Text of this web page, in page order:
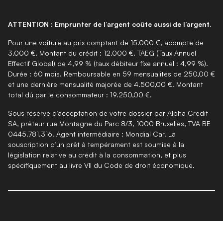
ATTENTION : Emprunter de l’argent coûte aussi de l’argent.
Pour une voiture au prix comptant de 15.000 €, acompte de
3.000 €. Montant du crédit : 12.000 €. TAEG (Taux Annuel
Effectif Global) de 4,99 % (taux débiteur fixe annuel : 4,99 %).
Durée : 60 mois. Remboursable en 59 mensualités de 250,00 €
et une dernière mensualité majorée de 4.500,00 €. Montant
total dû par le consommateur : 19.250,00 €.
Sous réserve d’acceptation de votre dossier par Alpha Credit
SA, prêteur rue Montagne du Parc 8/3, 1000 Bruxelles, TVA BE
0445.781.316. Agent intermédiaire : Mondial Car. La
souscription d’un prêt à tempérament est soumise à la
législation relative au crédit à la consommation, et plus
spécifiquement au livre VII du Code de droit économique.